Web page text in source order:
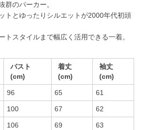
群のパーカー。
トとゆったりシルエットが2000年代初頭
トスタイルまで幅広く活用できる一着。
バスト
(cm)
着丈
(cm)
袖丈
(cm)
96 65 61
100 67 62
106 69 63